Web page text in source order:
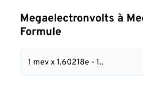
Megaelectronvolts à
Formule
1 mev x 1.60218e - 1..